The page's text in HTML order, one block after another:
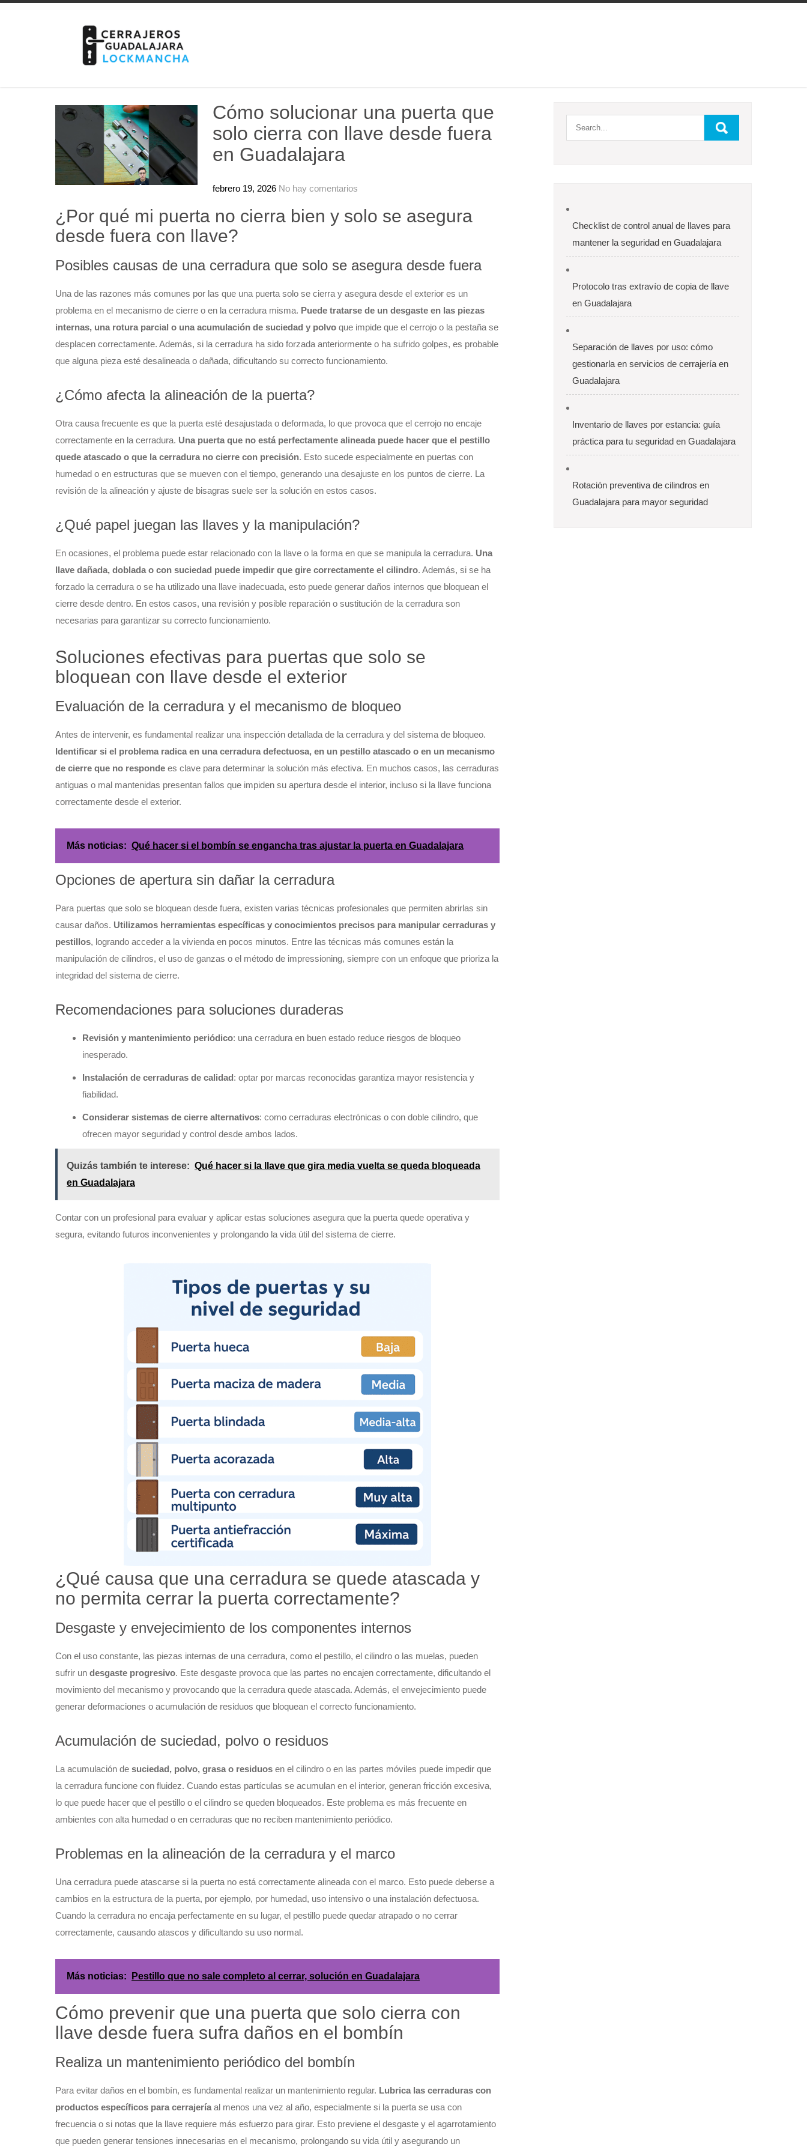
Cómo solucionar una puerta que
solo cierra con llave desde fuera
en Guadalajara
febrero 19, 2026 No hay comentarios
¿Por qué mi puerta no cierra bien y solo se asegura
desde fuera con llave?
Posibles causas de una cerradura que solo se asegura desde fuera
Una de las razones más comunes por las que una puerta solo se cierra y asegura desde el exterior es un
problema en el mecanismo de cierre o en la cerradura misma. Puede tratarse de un desgaste en las piezas
internas, una rotura parcial o una acumulación de suciedad y polvo que impide que el cerrojo o la pestaña se
desplacen correctamente. Además, si la cerradura ha sido forzada anteriormente o ha sufrido golpes, es probable
que alguna pieza esté desalineada o dañada, dificultando su correcto funcionamiento.
¿Cómo afecta la alineación de la puerta?
Otra causa frecuente es que la puerta esté desajustada o deformada, lo que provoca que el cerrojo no encaje
correctamente en la cerradura. Una puerta que no está perfectamente alineada puede hacer que el pestillo
quede atascado o que la cerradura no cierre con precisión. Esto sucede especialmente en puertas con
humedad o en estructuras que se mueven con el tiempo, generando una desajuste en los puntos de cierre. La
revisión de la alineación y ajuste de bisagras suele ser la solución en estos casos.
¿Qué papel juegan las llaves y la manipulación?
En ocasiones, el problema puede estar relacionado con la llave o la forma en que se manipula la cerradura. Una
llave dañada, doblada o con suciedad puede impedir que gire correctamente el cilindro. Además, si se ha
forzado la cerradura o se ha utilizado una llave inadecuada, esto puede generar daños internos que bloquean el
cierre desde dentro. En estos casos, una revisión y posible reparación o sustitución de la cerradura son
necesarias para garantizar su correcto funcionamiento.
Soluciones efectivas para puertas que solo se
bloquean con llave desde el exterior
Evaluación de la cerradura y el mecanismo de bloqueo
Antes de intervenir, es fundamental realizar una inspección detallada de la cerradura y del sistema de bloqueo.
Identificar si el problema radica en una cerradura defectuosa, en un pestillo atascado o en un mecanismo
de cierre que no responde es clave para determinar la solución más efectiva. En muchos casos, las cerraduras
antiguas o mal mantenidas presentan fallos que impiden su apertura desde el interior, incluso si la llave funciona
correctamente desde el exterior.
Más noticias: Qué hacer si el bombín se engancha tras ajustar la puerta en Guadalajara
Opciones de apertura sin dañar la cerradura
Para puertas que solo se bloquean desde fuera, existen varias técnicas profesionales que permiten abrirlas sin
causar daños. Utilizamos herramientas específicas y conocimientos precisos para manipular cerraduras y
pestillos, logrando acceder a la vivienda en pocos minutos. Entre las técnicas más comunes están la
manipulación de cilindros, el uso de ganzas o el método de impressioning, siempre con un enfoque que prioriza la
integridad del sistema de cierre.
Recomendaciones para soluciones duraderas
Revisión y mantenimiento periódico: una cerradura en buen estado reduce riesgos de bloqueo
inesperado.
Instalación de cerraduras de calidad: optar por marcas reconocidas garantiza mayor resistencia y
fiabilidad.
Considerar sistemas de cierre alternativos: como cerraduras electrónicas o con doble cilindro, que
ofrecen mayor seguridad y control desde ambos lados.
Quizás también te interese: Qué hacer si la llave que gira media vuelta se queda bloqueada
en Guadalajara
Contar con un profesional para evaluar y aplicar estas soluciones asegura que la puerta quede operativa y
segura, evitando futuros inconvenientes y prolongando la vida útil del sistema de cierre.
¿Qué causa que una cerradura se quede atascada y
no permita cerrar la puerta correctamente?
Desgaste y envejecimiento de los componentes internos
Con el uso constante, las piezas internas de una cerradura, como el pestillo, el cilindro o las muelas, pueden
sufrir un desgaste progresivo. Este desgaste provoca que las partes no encajen correctamente, dificultando el
movimiento del mecanismo y provocando que la cerradura quede atascada. Además, el envejecimiento puede
generar deformaciones o acumulación de residuos que bloquean el correcto funcionamiento.
Acumulación de suciedad, polvo o residuos
La acumulación de suciedad, polvo, grasa o residuos en el cilindro o en las partes móviles puede impedir que
la cerradura funcione con fluidez. Cuando estas partículas se acumulan en el interior, generan fricción excesiva,
lo que puede hacer que el pestillo o el cilindro se queden bloqueados. Este problema es más frecuente en
ambientes con alta humedad o en cerraduras que no reciben mantenimiento periódico.
Problemas en la alineación de la cerradura y el marco
Una cerradura puede atascarse si la puerta no está correctamente alineada con el marco. Esto puede deberse a
cambios en la estructura de la puerta, por ejemplo, por humedad, uso intensivo o una instalación defectuosa.
Cuando la cerradura no encaja perfectamente en su lugar, el pestillo puede quedar atrapado o no cerrar
correctamente, causando atascos y dificultando su uso normal.
Más noticias: Pestillo que no sale completo al cerrar, solución en Guadalajara
Cómo prevenir que una puerta que solo cierra con
llave desde fuera sufra daños en el bombín
Realiza un mantenimiento periódico del bombín
Para evitar daños en el bombín, es fundamental realizar un mantenimiento regular. Lubrica las cerraduras con
productos específicos para cerrajería al menos una vez al año, especialmente si la puerta se usa con
frecuencia o si notas que la llave requiere más esfuerzo para girar. Esto previene el desgaste y el agarrotamiento
que pueden generar tensiones innecesarias en el mecanismo, prolongando su vida útil y asegurando un
Checklist de control anual de llaves para
mantener la seguridad en Guadalajara
Protocolo tras extravío de copia de llave
en Guadalajara
Separación de llaves por uso: cómo
gestionarla en servicios de cerrajería en
Guadalajara
Inventario de llaves por estancia: guía
práctica para tu seguridad en Guadalajara
Rotación preventiva de cilindros en
Guadalajara para mayor seguridad